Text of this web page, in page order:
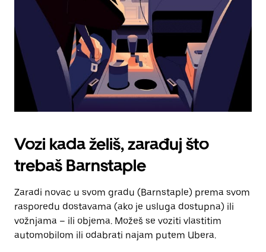
kalendara.
Vozi kada želiš, zarađuj što
trebaš Barnstaple
Zaradi novac u svom gradu (Barnstaple) prema svom
rasporedu dostavama (ako je usluga dostupna) ili
vožnjama – ili objema. Možeš se voziti vlastitim
automobilom ili odabrati najam putem Ubera.